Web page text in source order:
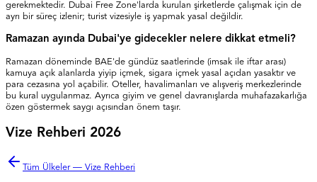
gerekmektedir. Dubai Free Zone'larda kurulan şirketlerde çalışmak için de
ayrı bir süreç izlenir; turist vizesiyle iş yapmak yasal değildir.
Ramazan ayında Dubai'ye gidecekler nelere dikkat etmeli?
Ramazan döneminde BAE'de gündüz saatlerinde (imsak ile iftar arası)
kamuya açık alanlarda yiyip içmek, sigara içmek yasal açıdan yasaktır ve
para cezasına yol açabilir. Oteller, havalimanları ve alışveriş merkezlerinde
bu kural uygulanmaz. Ayrıca giyim ve genel davranışlarda muhafazakarlığa
özen göstermek saygı açısından önem taşır.
Vize Rehberi 2026
Tüm Ülkeler — Vize Rehberi